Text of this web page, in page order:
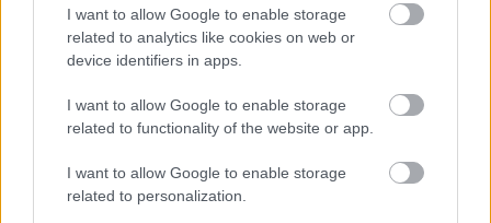
I want to allow Google to enable storage
related to analytics like cookies on web or
device identifiers in apps.
I want to allow Google to enable storage
related to functionality of the website or app.
I want to allow Google to enable storage
related to personalization.
Amikor akadozik a kommunikáció, egy-egy ilyen
‘fura szerzet’ bedobásával könnyedén oldhatjuk
aztán pedig jókat röhöghetünk, miután sikerült
kibogozni és megértetni a másikkal, hogy mit is
Emlékszem, tökre meglepődtem, mikor kiderült,